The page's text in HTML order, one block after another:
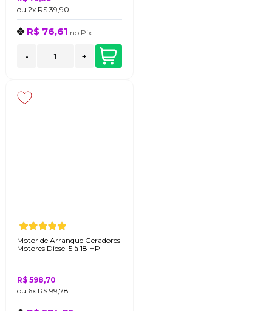
ou 2x R$ 39,90
R$ 76,61 no Pix
- +
Motor de Arranque Geradores
Motores Diesel 5 à 18 HP
R$ 598,70
ou 6x R$ 99,78